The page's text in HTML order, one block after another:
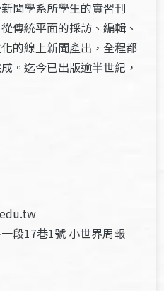
聞學系所學生的實習刊
傳統平面的採訪、編輯、
的線上新聞產出，全程都
。迄今已出版逾半世紀，
段17巷1號 小世界周報